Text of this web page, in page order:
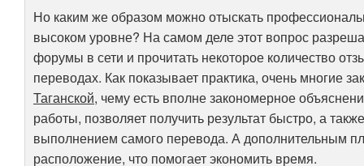
Но каким же образом можно отыскать
высоком уровне? На самом деле этот вопрос
форумы в сети и прочитать некоторое количество
переводах. Как показывает практика, очень многие
Таганской, чему есть вполне закономерное
работы, позволяет получить результат быстро, а
выполнением самого перевода. А дополнительным
расположение, что помогает экономить время.